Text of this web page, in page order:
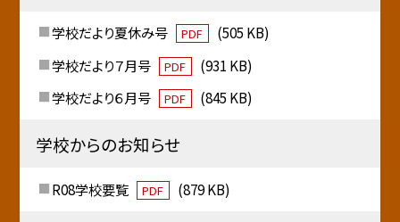
学校だより夏休み号 PDF
(505 KB)
学校だより７月号
PDF
(931 KB)
学校だより６月号
PDF (845 KB)
学校からのお知らせ
R08学校要覧 PDF (879 KB)